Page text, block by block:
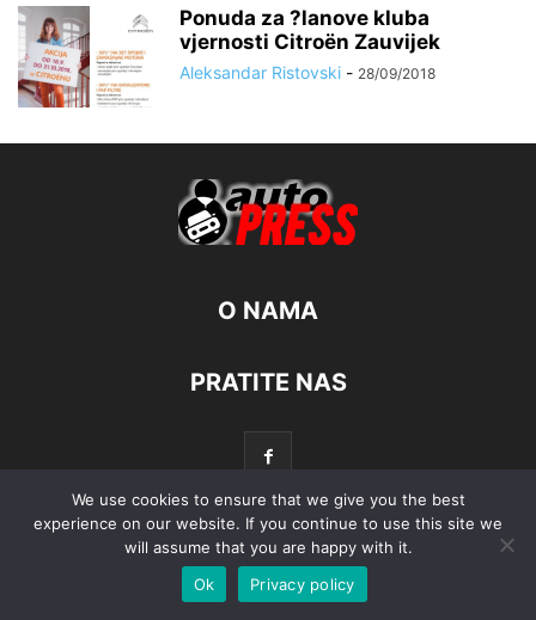
Ponuda za ?lanove kluba
vjernosti Citroën Zauvijek
Aleksandar Ristovski - 28/09/2018
O NAMA
PRATITE NAS
© Autopress - Sva prava pridržana.
We use cookies to ensure that we give you the best
experience on our website. If you continue to use this site we
will assume that you are happy with it.
Ok
Privacy policy